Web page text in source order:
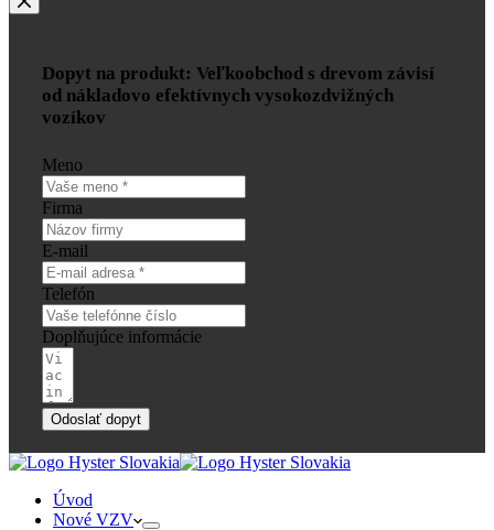
Dopyt na produkt: Veľkoobchod s drevom závisí
od nákladovo efektívnych vysokozdvižných
vozíkov
Meno
Firma
E-mail
Telefón
Doplňujúce informácie
Odoslať dopyt
Úvod
Nové VZV